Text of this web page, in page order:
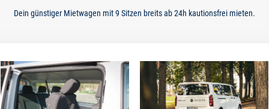
Dein günstiger Mietwagen mit 9 Sitzen breits ab 24h kautionsfrei mieten.